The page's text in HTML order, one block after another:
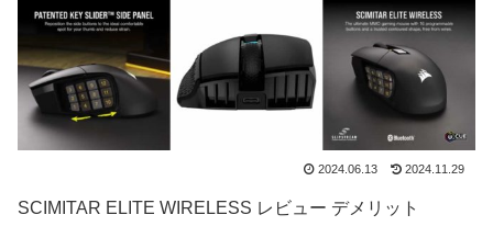
2024.06.13 2024.11.29
SCIMITAR ELITE WIRELESS レビュー デメリット